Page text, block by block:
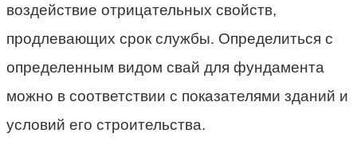
воздействие отрицательных свойств,
продлевающих срок службы. Определиться с
определенным видом свай для фундамента
можно в соответствии с показателями зданий и
условий его строительства.